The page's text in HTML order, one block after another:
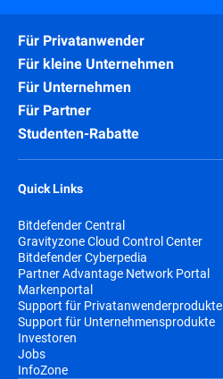
Für Privatanwender
Für kleine Unternehmen
Für Unternehmen
Für Partner
Studenten-Rabatte
Quick Links
Bitdefender Central
Gravityzone Cloud Control Center
Bitdefender Cyberpedia
Partner Advantage Network Portal
Markenportal
Support für Privatanwenderprodukte
Support für Unternehmensprodukte
Investoren
Jobs
InfoZone